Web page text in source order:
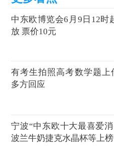
中东欧博览会6月9日12时
放 票价10元
有考生拍照高考数学题上
多方回应
宁波“中东欧十大最喜爱
波兰牛奶捷克水晶杯等上榜